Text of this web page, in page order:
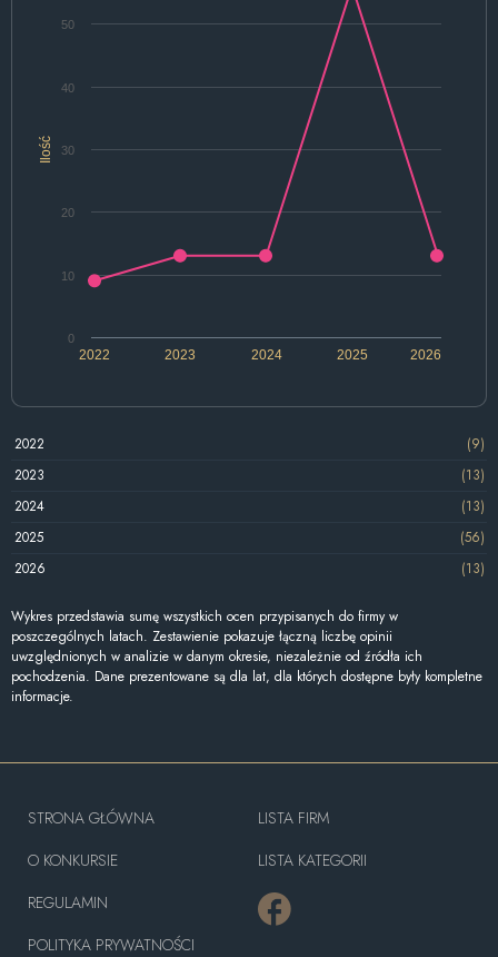
Ilość
2022 2024 2026
2023 2025
0
10
20
30
40
50
2022
(9)
2023
(13)
2024
(13)
2025
(56)
2026
(13)
Wykres przedstawia sumę wszystkich ocen przypisanych do firmy w
poszczególnych latach. Zestawienie pokazuje łączną liczbę opinii
uwzględnionych w analizie w danym okresie, niezależnie od źródła ich
pochodzenia. Dane prezentowane są dla lat, dla których dostępne były kompletne
informacje.
STRONA GŁÓWNA
O KONKURSIE
REGULAMIN
POLITYKA PRYWATNOŚCI
LISTA FIRM
LISTA KATEGORII